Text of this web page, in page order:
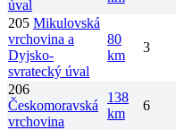
úval
205 Mikulovská
vrchovina a
Dyjsko-
svratecký úval
80
km
3
206
Českomoravská
vrchovina
138
km
6